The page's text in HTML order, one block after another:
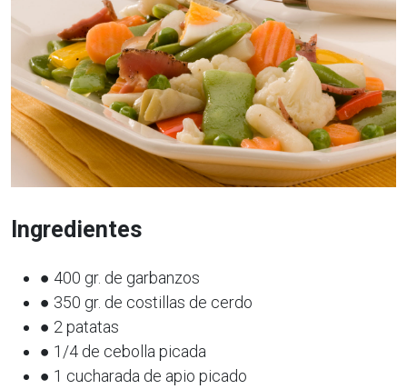
Ingredientes
● 400 gr. de garbanzos
● 350 gr. de costillas de cerdo
● 2 patatas
● 1/4 de cebolla picada
● 1 cucharada de apio picado